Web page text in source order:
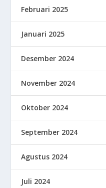
Februari 2025
Januari 2025
Desember 2024
November 2024
Oktober 2024
September 2024
Agustus 2024
Juli 2024